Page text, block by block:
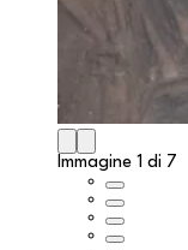
Immagine 1 di 7